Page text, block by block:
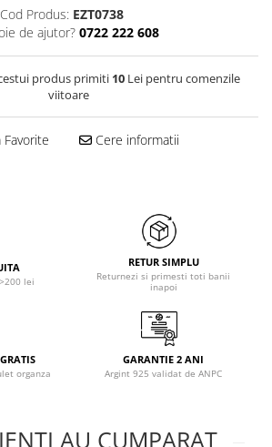
Cod Produs: EZT0738
de ajutor? 0722 222 608
produs primiti 10Lei pentru comenzile
viitoare
Cere informatii
lei
RETUR SIMPLU
Returnezi si primesti toti banii
inapoi
organza
GARANTIE 2 ANI
Argint 925 validat de ANPC
AU CUMPARAT